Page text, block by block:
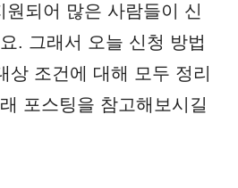
되어 많은 사람들이 신
. 그래서 오늘 신청 방법
상 조건에 대해 모두 정리
포스팅을 참고해보시길